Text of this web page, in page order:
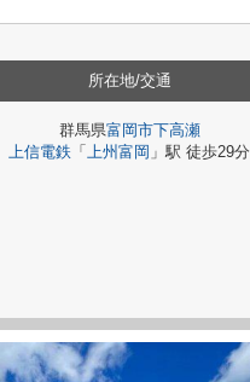
所在地/交通
群馬県富岡市下高瀬
上信電鉄 「 上州富岡 」駅 徒歩29分